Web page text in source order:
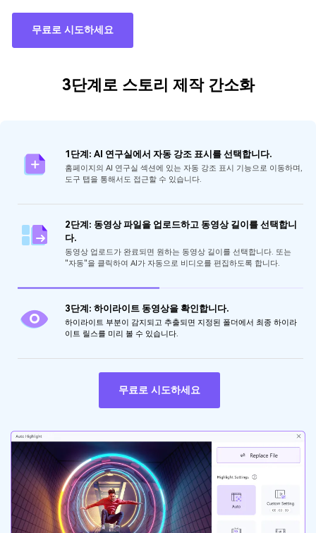
무료로 시도하세요
3단계로 스토리 제작 간소화
1단계: AI 연구실에서 자동 강조 표시를 선택합니다.
홈페이지의 AI 연구실 섹션에 있는 자동 강조 표시 기능으로 이동하며,
도구 탭을 통해서도 접근할 수 있습니다.
2단계: 동영상 파일을 업로드하고 동영상 길이를 선택합니
다.
동영상 업로드가 완료되면 원하는 동영상 길이를 선택합니다. 또는
"자동"을 클릭하여 AI가 자동으로 비디오를 편집하도록 합니다.
3단계: 하이라이트 동영상을 확인합니다.
하이라이트 부분이 감지되고 추출되면 지정된 폴더에서 최종 하이라
이트 릴스를 미리 볼 수 있습니다.
무료로 시도하세요